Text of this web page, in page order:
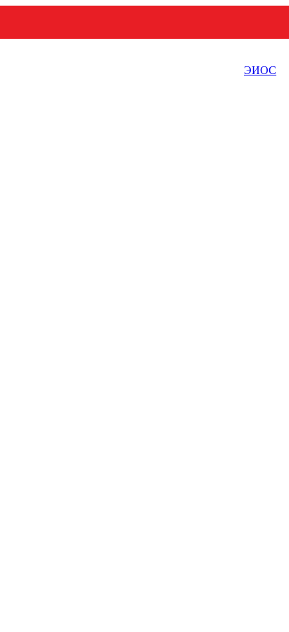
ЭИОС